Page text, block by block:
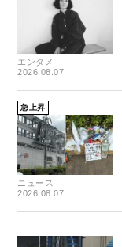
エンタメ
2026.08.07
急上昇
ニュース
2026.08.07